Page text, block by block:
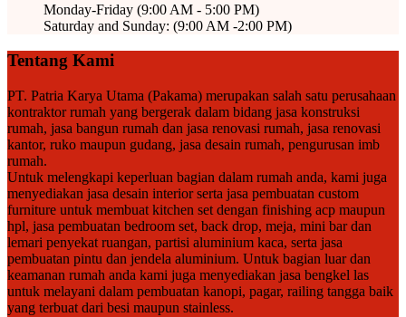
Monday-Friday (9:00 AM - 5:00 PM)
Saturday and Sunday: (9:00 AM -2:00 PM)
Tentang Kami
PT. Patria Karya Utama (Pakama) merupakan salah satu perusahaan
kontraktor rumah yang bergerak dalam bidang jasa konstruksi
rumah, jasa bangun rumah dan jasa renovasi rumah, jasa renovasi
kantor, ruko maupun gudang, jasa desain rumah, pengurusan imb
rumah.
Untuk melengkapi keperluan bagian dalam rumah anda, kami juga
menyediakan jasa desain interior serta jasa pembuatan custom
furniture untuk membuat kitchen set dengan finishing acp maupun
hpl, jasa pembuatan bedroom set, back drop, meja, mini bar dan
lemari penyekat ruangan, partisi aluminium kaca, serta jasa
pembuatan pintu dan jendela aluminium. Untuk bagian luar dan
keamanan rumah anda kami juga menyediakan jasa bengkel las
untuk melayani dalam pembuatan kanopi, pagar, railing tangga baik
yang terbuat dari besi maupun stainless.